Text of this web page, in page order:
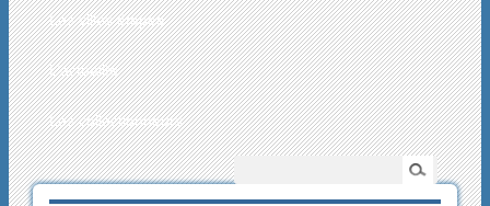
Les villes étapes
L’actualité
Les collectionneurs